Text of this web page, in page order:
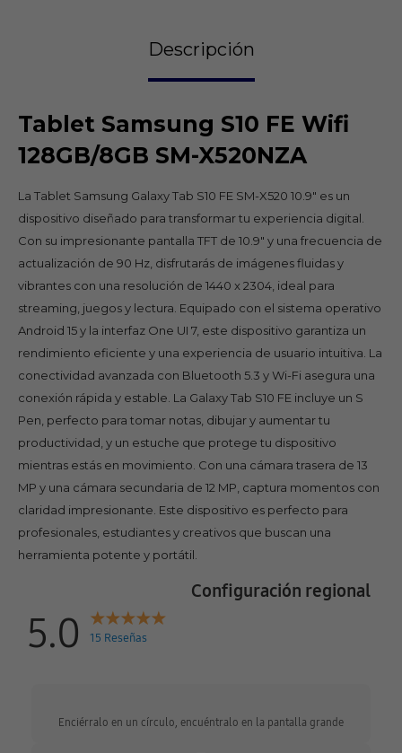
Descripción
Tablet Samsung S10 FE Wifi
128GB/8GB SM-X520NZA
La Tablet Samsung Galaxy Tab S10 FE SM-X520 10.9" es un
dispositivo diseñado para transformar tu experiencia digital.
Con su impresionante pantalla TFT de 10.9" y una frecuencia de
actualización de 90 Hz, disfrutarás de imágenes fluidas y
vibrantes con una resolución de 1440 x 2304, ideal para
streaming, juegos y lectura. Equipado con el sistema operativo
Android 15 y la interfaz One UI 7, este dispositivo garantiza un
rendimiento eficiente y una experiencia de usuario intuitiva. La
conectividad avanzada con Bluetooth 5.3 y Wi-Fi asegura una
conexión rápida y estable. La Galaxy Tab S10 FE incluye un S
Pen, perfecto para tomar notas, dibujar y aumentar tu
productividad, y un estuche que protege tu dispositivo
mientras estás en movimiento. Con una cámara trasera de 13
MP y una cámara secundaria de 12 MP, captura momentos con
claridad impresionante. Este dispositivo es perfecto para
profesionales, estudiantes y creativos que buscan una
herramienta potente y portátil.
Configuración regional
5.0 15 Reseñas
Enciérralo en un círculo, encuéntralo en la pantalla grande